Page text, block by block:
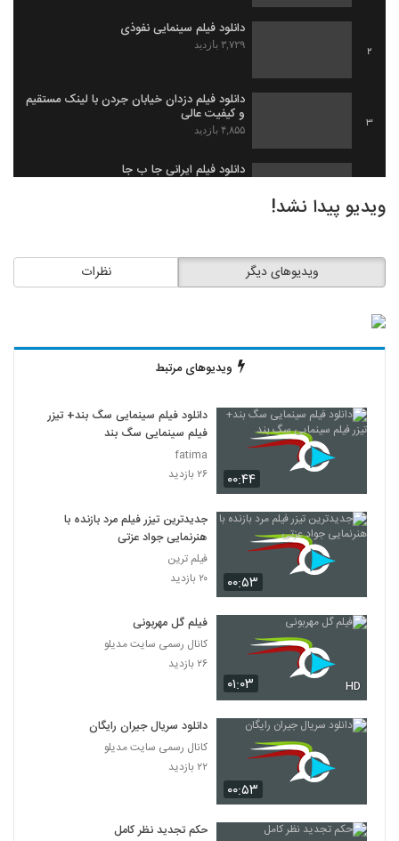
2
دانلود فیلم سینمایی نفوذی
۳,۷۲۹ بازدید
3
دانلود فیلم دزدان خیابان جردن با لینک مستقیم
و کیفیت عالی
۴,۸۵۵ بازدید
دانلود فیلم ایرانی جا ب جا
جرموز
دانلود فیلم بیچاره ها
دانلود فیلم این زن ها ساخته عباس رزیجی
۳,۲۰۰ بازدید
دانلود فیلم ایرانی کلاغ پر
10
دانلود فیلم چراغی در مه به کارگردانی پناه بر خدا
دانلود فیلم بیتابی بیتا
۵,۸۵۶ بازدید
دانلود فیلم سیانور با لینک مستقیم و کیفیت
13
دانلود فیلم پله آخر
۱,۸۲۲ بازدید
ویدیو پیدا نشد!
نظرات ویدیوهای دیگر
ویدیوهای مرتبط
۰۰:۴۴
دانلود فیلم سینمایی سگ بند+ تیزر
فیلم سینمایی سگ بند
fatima
۲۶ بازدید
۰۰:۵۳
جدیدترین تیزر فیلم مرد بازنده با
هنرنمایی جواد عزتی
فیلم ترین
۲۰ بازدید
۰۱:۰۳ HD
فیلم گل مهربونی
کانال رسمی سایت مدیلو
۲۶ بازدید
۰۰:۵۳
دانلود سریال جیران رایگان
کانال رسمی سایت مدیلو
۲۲ بازدید
حکم تجدید نظر کامل